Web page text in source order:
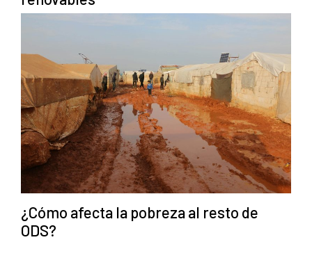
¿Cómo afecta la pobreza al resto de
ODS?